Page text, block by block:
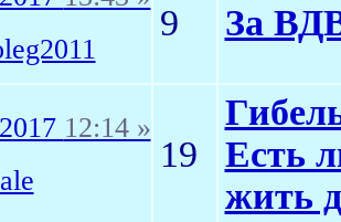
9 За
12:14 »
19
Есть
жить